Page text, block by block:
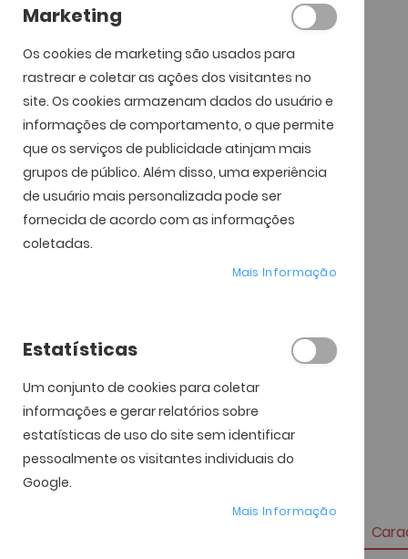
Marketing
Os cookies de marketing são usados ​​para
rastrear e coletar as ações dos visitantes no
site. Os cookies armazenam dados do usuário e
informações de comportamento, o que permite
que os serviços de publicidade atinjam mais
grupos de público. Além disso, uma experiência
de usuário mais personalizada pode ser
fornecida de acordo com as informações
coletadas.
Mais Informação
Estatísticas
Um conjunto de cookies para coletar
informações e gerar relatórios sobre
estatísticas de uso do site sem identificar
pessoalmente os visitantes individuais do
Google.
Mais Informação